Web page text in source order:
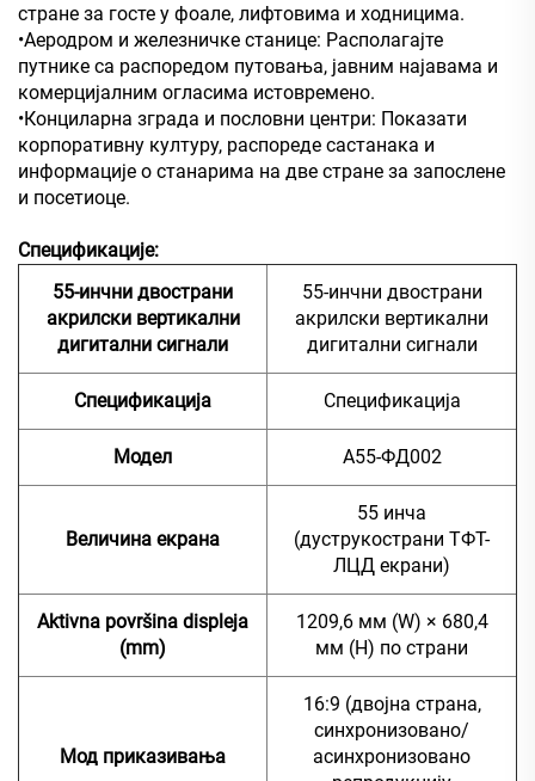
стране за госте у фоале, лифтовима и ходницима.
•Аеродром и железничке станице: Располагајте
путнике са распоредом путовања, јавним најавама и
комерцијалним огласима истовремено.
•Конциларна зграда и пословни центри: Показати
корпоративну културу, распореде састанака и
информације о станарима на две стране за запослене
и посетиоце.
Спецификације:
55-инчни двострани
акрилски вертикални
дигитални сигнали
55-инчни двострани
акрилски вертикални
дигитални сигнали
Спецификација Спецификација
Модел А55-ФД002
Величина екрана
55 инча
(дуструкострани ТФТ-
ЛЦД екрани)
Aktivna površina displeja
(mm)
1209,6 мм (W) × 680,4
мм (H) по страни
Мод приказивања
16:9 (двојна страна,
синхронизовано/
асинхронизовано